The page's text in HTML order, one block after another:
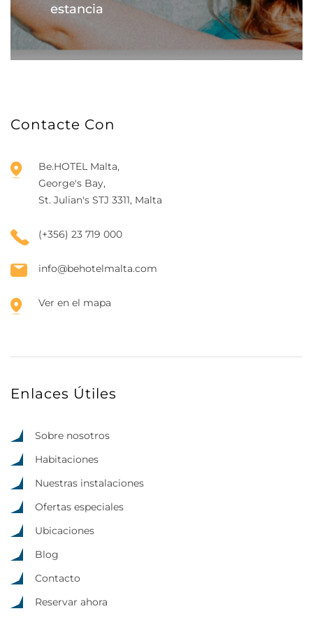
estancia
Contacte Con
Be.HOTEL Malta,
George's Bay,
St. Julian's STJ 3311, Malta
(+356) 23 719 000
info@behotelmalta.com
Ver en el mapa
Enlaces Útiles
Sobre nosotros
Habitaciones
Nuestras instalaciones
Ofertas especiales
Ubicaciones
Blog
Contacto
Reservar ahora